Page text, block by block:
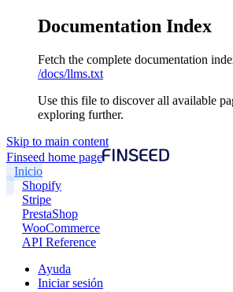
Documentation Index
Fetch the complete documentation
/docs/llms.txt
Use this file to discover all available
exploring further.
Skip to main content
Finseed home page
Inicio
Shopify
Stripe
PrestaShop
WooCommerce
API Reference
Ayuda
Iniciar sesión